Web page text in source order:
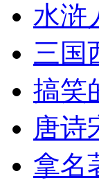
水浒
三国
搞笑
唐诗
拿名